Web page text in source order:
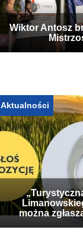
Wiktor Antosz
Aktualności
można